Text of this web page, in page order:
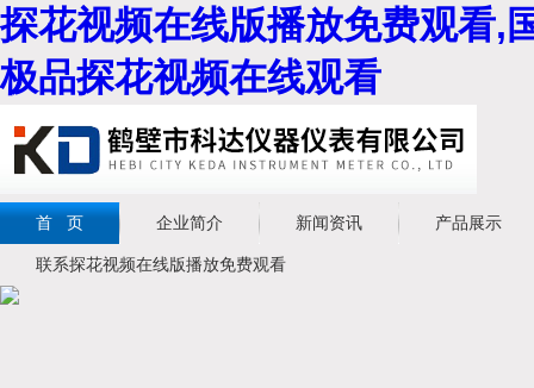
探花视频在线版播放免费观看,
极品探花视频在线观看
首 页 企业简介 新闻资讯 产品展示
联系探花视频在线版播放免费观看